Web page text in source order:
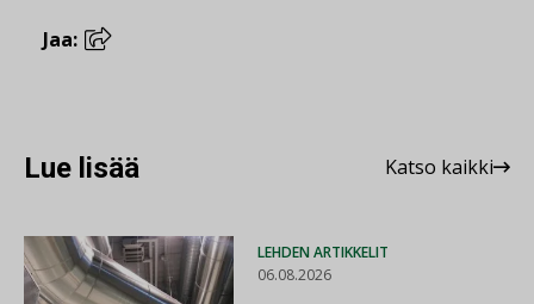
Jaa:
Lue lisää Katso kaikki
LEHDEN ARTIKKELIT
06.08.2026